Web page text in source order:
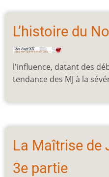
L’histoire du
l'influence, datant des
tendance des MJ à la
La Maîtrise de
3e partie